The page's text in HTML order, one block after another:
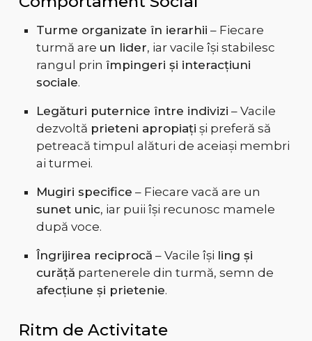
Turme organizate în ierarhii – Fiecare
turmă are un lider, iar vacile își stabilesc
rangul prin împingeri și interacțiuni
sociale.
Legături puternice între indivizi – Vacile
dezvoltă prieteni apropiați și preferă să
petreacă timpul alături de aceiași membri
ai turmei.
Mugiri specifice – Fiecare vacă are un
sunet unic, iar puii își recunosc mamele
după voce.
Îngrijirea reciprocă – Vacile își ling și
curăță partenerele din turmă, semn de
afecțiune și prietenie.
Ritm de Activitate